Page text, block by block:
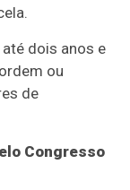
dois anos e
ou
de
Congresso